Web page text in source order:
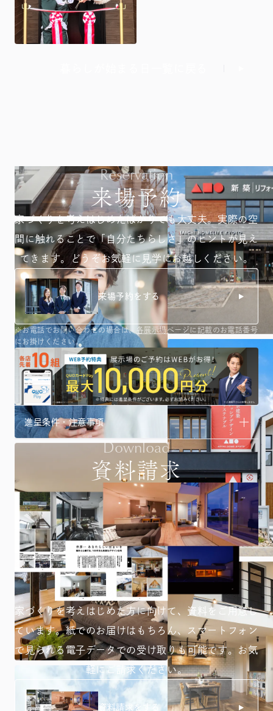
Reservation
来場予約
家づくりを考えはじめたばかりでも大丈夫。実際の空
間に触れることで「自分たちらしさ」のヒントが見え
てきます。どうぞお気軽に見学にお越しください。
来場予約をする
※お電話でお問い合わせの場合は、 各展示場ページに記載のお電話番号
にお掛けください。
進呈条件・注意事項
Download
資料請求
家づくりを考えはじめた方に向けて、資料をご用意し
ています。紙でのお届けはもちろん、スマートフォン
で見られる 電子データでの受け取りも可能です。お気
軽にご請求ください。
資料請求をする